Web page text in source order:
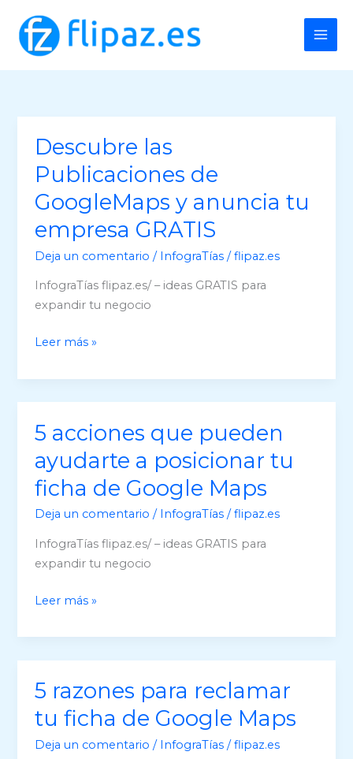
contenido
Descubre las
Publicaciones de
GoogleMaps y anuncia tu
empresa GRATIS
Deja un comentario / InfograTías /flipaz.es
InfograTías flipaz.es/ – ideas GRATIS para
expandir tu negocio
Descubre
Publicaciones
de
y
anuncia
tu
empresa
GRATIS
Leer más »
5 acciones que pueden
ayudarte a posicionar tu
ficha de Google Maps
Deja un comentario / InfograTías /flipaz.es
InfograTías flipaz.es/ – ideas GRATIS para
expandir tu negocio
5
que
pueden
a
posicionar
tu
Leer más »
5 razones para reclamar
tu ficha de Google Maps
Deja un comentario / InfograTías /flipaz.es